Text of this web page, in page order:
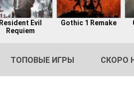
Resident Evil
Requiem
Gothic 1 Remake
ТОПОВЫЕ ИГРЫ СКОРО